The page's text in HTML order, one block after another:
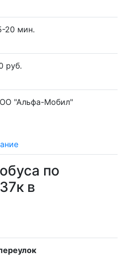
20 мин.
руб.
"Альфа-Мобил"
по
в